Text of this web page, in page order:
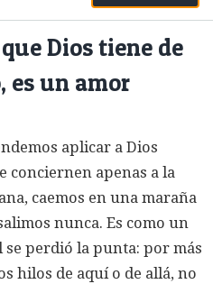
Dios tiene de
es un amor
aplicar a Dios
conciernen apenas a la
caemos en una maraña
nunca. Es como un
se perdió la punta: por más
hilos de aquí o de allá, no